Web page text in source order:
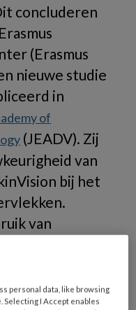
concluderen
(Erasmus
nieuwe studie
in
of
(JEADV). Zij
van
bij het
van
personal data, like browsing
I Accept enables